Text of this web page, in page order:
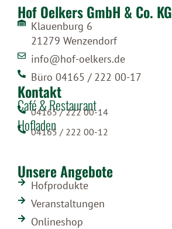
Hof Oelkers GmbH & Co. KG
Klauenburg 6
21279 Wenzendorf
info@hof-oelkers.de
Büro 04165 / 222 00-17
Kontakt
Café & Restaurant
04165 / 222 00-14
Hofladen
04165 / 222 00-12
Unsere Angebote
Hofprodukte
Veranstaltungen
Onlineshop